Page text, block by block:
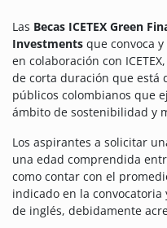
Las Becas ICETEX Green
Investments que convoca
en colaboración con
de corta duración que está
públicos colombianos que
ámbito de sostenibilidad y
Los aspirantes a solicitar
una edad comprendida
como contar con el
indicado en la
de inglés, debidamente